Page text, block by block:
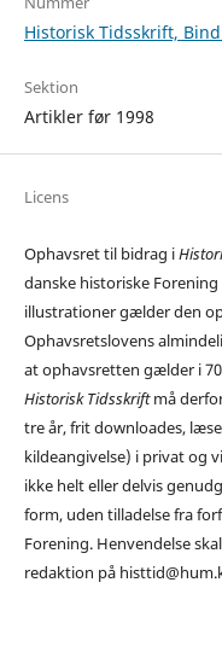
Historisk Tidsskrift,
Sektion
Artikler før 1998
Licens
Ophavsret til bidrag i
danske historiske
illustrationer gælder den
Ophavsretslovens
at ophavsretten gælder i
Historisk Tidsskriftmå
tre år, frit downloades,
kildeangivelse) i privat og
ikke helt eller delvis
form, uden tilladelse fra
Forening. Henvendelse
redaktion på